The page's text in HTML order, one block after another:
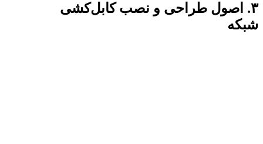
۳. اصول طراحی و نصب کابل‌کشی
شبکه